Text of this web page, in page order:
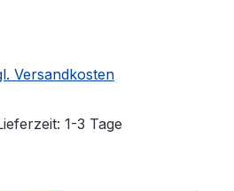
Versandkosten
1-3 Tage